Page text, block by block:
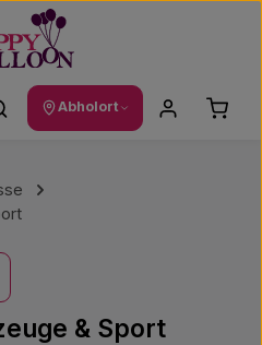
Abholort
& Sport